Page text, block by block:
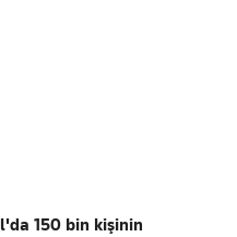
150 bin kişinin